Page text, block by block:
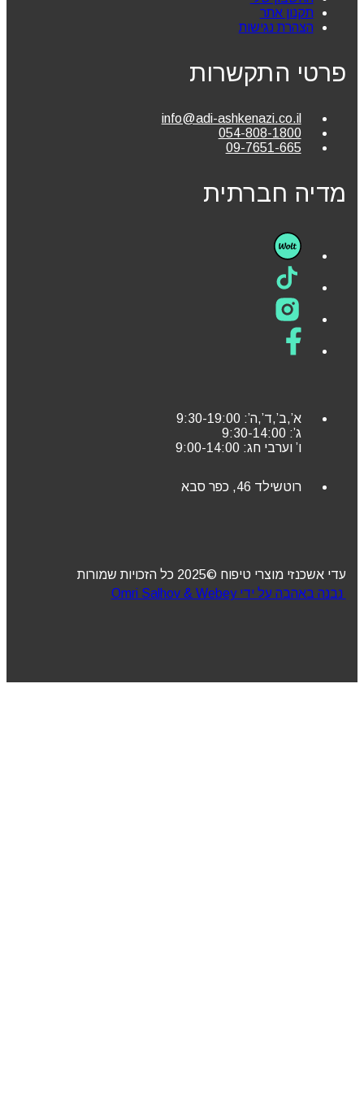
תקנון אתר
הצהרת נגישות
פרטי התקשרות
info@adi-ashkenazi.co.il
054-808-1800
09-7651-665
מדיה חברתית
א’,ב’,ד’,ה’: 9:30-19:00
ג’: 9:30-14:00
ו’ וערבי חג: 9:00-14:00
רוטשילד 46, כפר סבא
עדי אשכנזי מוצרי טיפוח ©2025 כל הזכויות שמורות
נבנה באהבה על ידי Omri Salhov & Webey